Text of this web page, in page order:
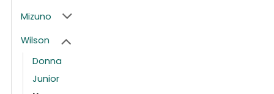
Mizuno
Wilson
Donna
Junior